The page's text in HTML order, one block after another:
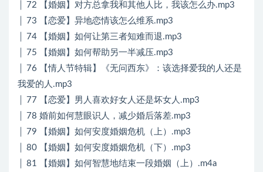
│ 72 【婚姻】对方总拿我和其他人比，我该怎么办.mp3
│ 73 【恋爱】异地恋情该怎么维系.mp3
│ 74 【婚姻】如何让第三者知难而退.mp3
│ 75 【婚姻】如何帮助另一半减压.mp3
│ 76 【情人节特辑】《无问西东》：该选择爱我的人还是
我爱的人.mp3
│ 77 【恋爱】男人喜欢好女人还是坏女人.mp3
│ 78 婚前如何慧眼识人，减少婚后落差.mp3
│ 79 【婚姻】如何安度婚姻危机（上）.mp3
│ 80 【婚姻】如何安度婚姻危机（下）.mp3
│ 81 【婚姻】如何智慧地结束一段婚姻（上）.m4a